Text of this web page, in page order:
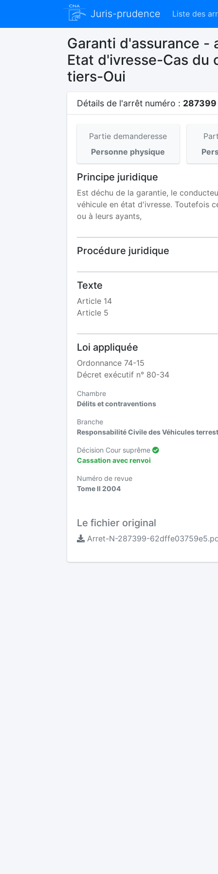
Juris-prudence Liste des
Garanti d'assurance -
Etat d'ivresse-Cas
tiers-Oui
Détails de l'arrêt numéro : 287399
Partie demanderesse
Personne physique
Principe juridique
Est déchu de la garantie, le
véhicule en état d'ivresse. Toutefois
ou à leurs ayants,
Procédure juridique
Texte
Article 14
Article 5
Loi appliquée
Ordonnance 74-15
Décret exécutif n° 80-34
Chambre
Délits et contraventions
Branche
Responsabilité Civile des Véhicules
Décision Cour suprême
Cassation avec renvoi
Numéro de revue
Tome II 2004
Le fichier original
Arret-N-287399-